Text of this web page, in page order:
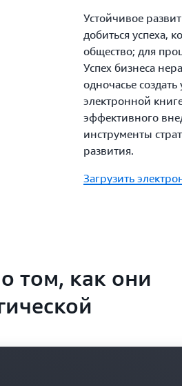
Устойчивое
добиться успеха,
общество; для
Успех бизнеса
одночасье
электронной
эффективного
инструменты
развития.
Загрузить
том, как они